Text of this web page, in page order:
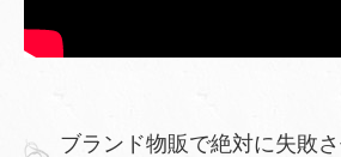
ブランド物販で絶対に失敗